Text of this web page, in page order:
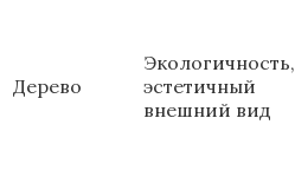
Дерево
Экологичность,
эстетичный
внешний вид